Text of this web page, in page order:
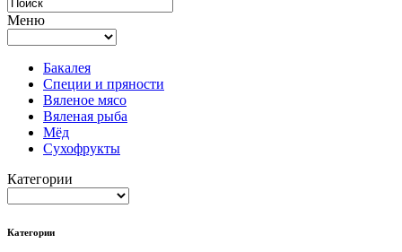
Меню
Бакалея
Специи и пряности
Вяленое мясо
Вяленая рыба
Мёд
Сухофрукты
Категории
Категории